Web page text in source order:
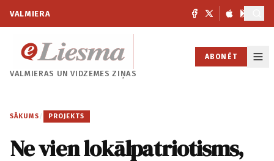
VALMIERA
VALMIERAS UNVIDZEMES ZIŅAS
ABONĒT
SĀKUMS / PROJEKTS
Ne vien lokālpatriotisms,